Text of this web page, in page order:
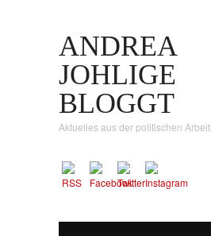
ANDREA
JOHLIGE
BLOGGT
Aktuelles aus der politischen Arbeit